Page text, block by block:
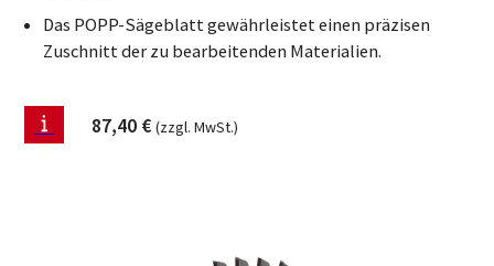
Das POPP-Sägeblatt gewährleistet einen präzisen
Zuschnitt der zu bearbeitenden Materialien.
87,40 € (zzgl. MwSt.)